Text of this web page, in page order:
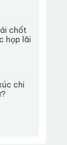
chốt
họp lãi
chi